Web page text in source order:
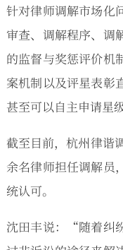
针对律师调解市场化
审查、调解程序、调
的监督与奖惩评价机
案机制以及评星表彰
甚至可以自主申请星
截至目前，杭州律谐
余名律师担任调解员
统认可。
沈田丰说：“随着纠